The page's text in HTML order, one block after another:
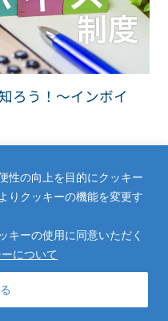
性の向上を目的にクッキー
りクッキーの機能を変更す
キーの使用に同意いただく
について
ろう！～インボイ